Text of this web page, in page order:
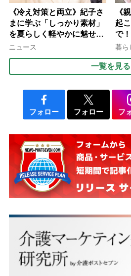
《冷え対策と両立》紀子さ
まに学ぶ「しっかり素材」
を夏らしく軽やかに魅せる
3つの着こなし法則
ニュース
《
起
で
ま
暮ら
一覧を見る
フォロー フォロー フ